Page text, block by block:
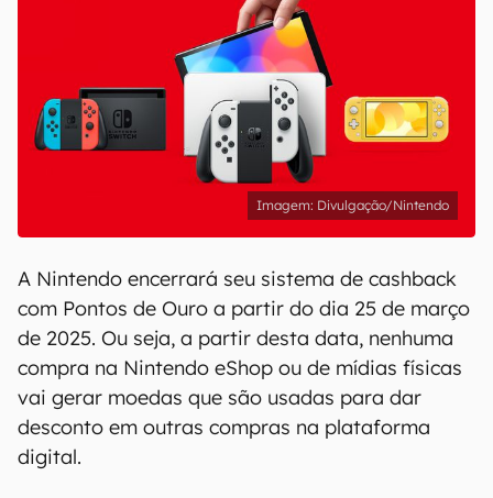
Divulgação/Nintendo
A Nintendo encerrará seu sistema de cashback
com Pontos de Ouro a partir do dia 25 de março
de 2025. Ou seja, a partir desta data, nenhuma
compra na Nintendo eShop ou de mídias físicas
vai gerar moedas que são usadas para dar
desconto em outras compras na plataforma
digital.